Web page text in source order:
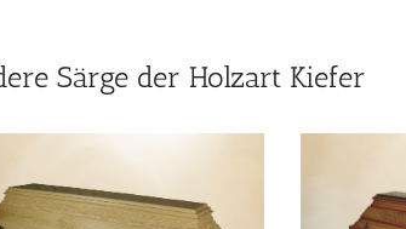
Särge der Holzart Kiefer